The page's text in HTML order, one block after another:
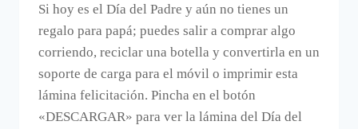
Si hoy es el Día del Padre y aún no tienes un
regalo para papá; puedes salir a comprar algo
corriendo, reciclar una botella y convertirla en un
soporte de carga para el móvil o imprimir esta
lámina felicitación. Pincha en el botón
«DESCARGAR» para ver la lámina del Día del